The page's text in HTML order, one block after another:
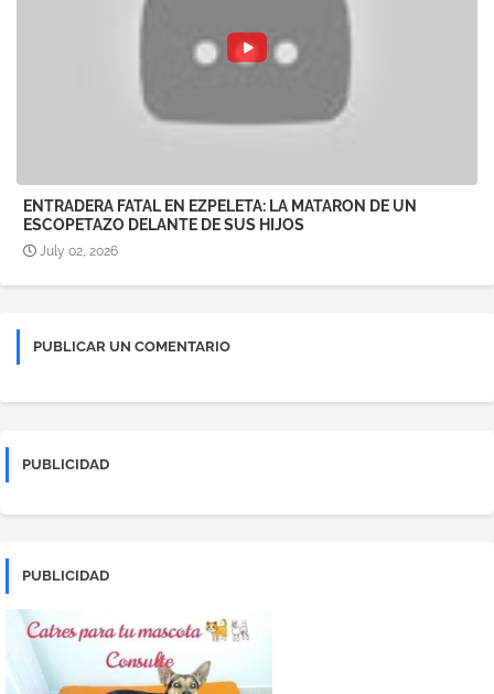
ENTRADERA FATAL EN EZPELETA: LA MATARON DE UN
ESCOPETAZO DELANTE DE SUS HIJOS
July 02, 2026
PUBLICAR UN COMENTARIO
PUBLICIDAD
PUBLICIDAD